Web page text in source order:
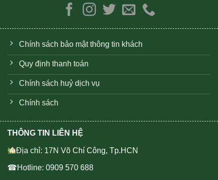
Chính sách bảo mật thông tin khách
Quy định thanh toán
Chính sách huỷ dịch vụ
Chính sách
THÔNG TIN LIÊN HỆ
Địa chỉ: 17N Võ Chí Công, Tp.HCN
☎Hotline: 0909 570 688